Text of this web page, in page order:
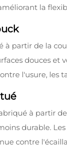
la
à partir de la
douces et
l'usure, les
à partir
durable.
contre